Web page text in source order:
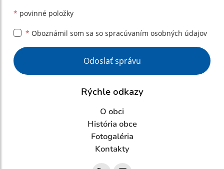
* povinné položky
* Oboznámil som sa so spracúvaním osobných údajov
Google reCaptcha Response
Odoslať správu
Rýchle odkazy
O obci
História obce
Fotogaléria
Kontakty